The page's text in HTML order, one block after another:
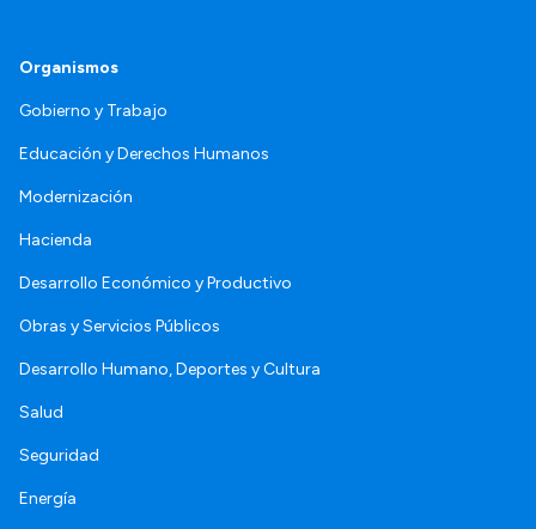
Organismos
Gobierno y Trabajo
Educación y Derechos Humanos
Modernización
Hacienda
Desarrollo Económico y Productivo
Obras y Servicios Públicos
Desarrollo Humano, Deportes y Cultura
Salud
Seguridad
Energía